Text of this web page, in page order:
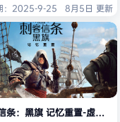
：2025-9-25
8月5日 更新
免安装中文版
条：黑旗 记忆重置-虚拟